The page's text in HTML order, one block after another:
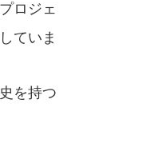
ロジェ
ていま
を持つ